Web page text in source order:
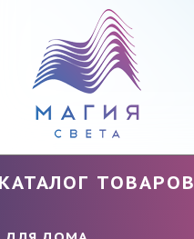
КАТАЛОГ ТОВАРОВ